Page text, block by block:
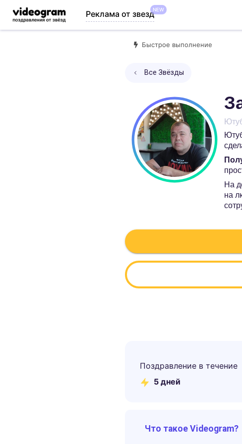
Реклама от звездNEW
Быстрое выполнение
Все Звёзды
На
на
Поздравление в течение
5 дней
Что такое Videogram?